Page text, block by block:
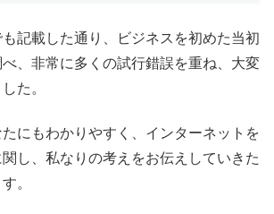
記載した通り、ビジネスを初めた当初
、非常に多くの試行錯誤を重ね、大変
た。
にもわかりやすく、インターネットを
し、私なりの考えをお伝えしていきた
。